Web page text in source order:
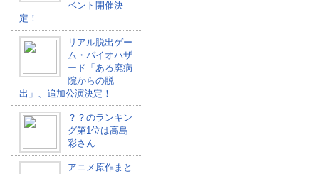
ベント開催決
定！
リアル脱出ゲー
ム・バイオハザ
ード「ある廃病
院からの脱
出」、追加公演決定！
？？のランキン
グ第1位は高島
彩さん
アニメ原作まと